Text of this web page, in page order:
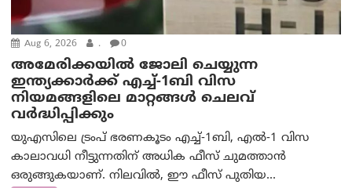
Aug 6, 2026 . 0
അമേരിക്കയില്‍ ജോലി ചെയ്യുന്ന
ഇന്ത്യക്കാർക്ക് എച്ച്-1ബി വിസ
നിയമങ്ങളിലെ മാറ്റങ്ങൾ ചെലവ്
വർദ്ധിപ്പിക്കും
യുഎസിലെ ട്രംപ് ഭരണകൂടം എച്ച്-1ബി, എൽ-1 വിസ
കാലാവധി നീട്ടുന്നതിന് അധിക ഫീസ് ചുമത്താൻ
ഒരുങ്ങുകയാണ്. നിലവിൽ, ഈ ഫീസ് പുതിയ...